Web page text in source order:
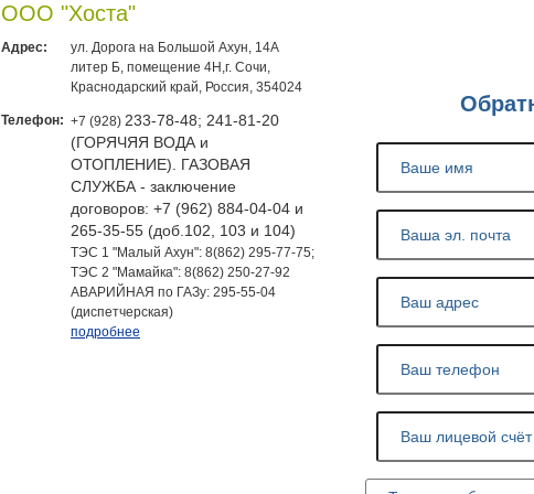
ООО "Хоста"
Адрес:
ул. Дорога на Большой Ахун, 14А
литер Б, помещение 4Н,г. Сочи,
Краснодарский край, Россия, 354024
Телефон: +7 (928) 233-78-48; 241-81-20
(ГОРЯЧЯЯ ВОДА и
ОТОПЛЕНИЕ). ГАЗОВАЯ
СЛУЖБА - заключение
договоров: +7 (962) 884-04-04 и
265-35-55 (доб.102, 103 и 104)
ТЭС 1 "Малый Ахун": 8(862) 295-77-75;
ТЭС 2 "Мамайка": 8(862) 250-27-92
АВАРИЙНАЯ по ГАЗу: 295-55-04
(диспетчерская)
подробнее